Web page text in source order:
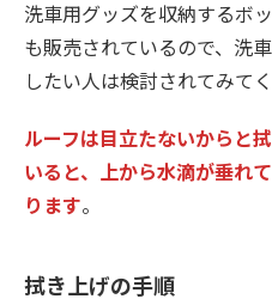
洗車用グッズを収納するボ
も販売されているので、洗
したい人は検討されてみてく
ルーフは目立たないからと
いると、上から水滴が垂れ
ります。
拭き上げの手順